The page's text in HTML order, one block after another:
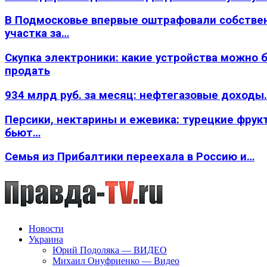
В Подмосковье впервые оштрафовали
участка за…
Скупка электроники: какие устройства можно
продать
934 млрд руб. за месяц: нефтегазовые
Персики, нектарины и ежевика: турецкие
бьют…
Семья из Прибалтики переехала в Россию и…
Новости
Украина
Юрий Подоляка — ВИДЕО
Михаил Онуфриенко — Видео